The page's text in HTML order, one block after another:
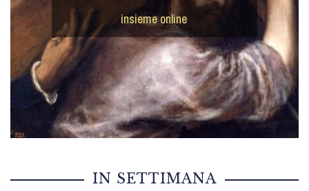
insieme online
IN SETTIMANA